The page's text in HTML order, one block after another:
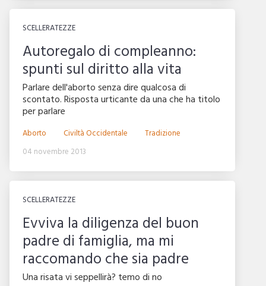
SCELLERATEZZE
Autoregalo di compleanno:
spunti sul diritto alla vita
Parlare dell'aborto senza dire qualcosa di
scontato. Risposta urticante da una che ha titolo
per parlare
Aborto Civiltà Occidentale
Tradizione
04 novembre 2013
SCELLERATEZZE
Evviva la diligenza del buon
padre di famiglia, ma mi
raccomando che sia padre
Una risata vi seppellirà? temo di no